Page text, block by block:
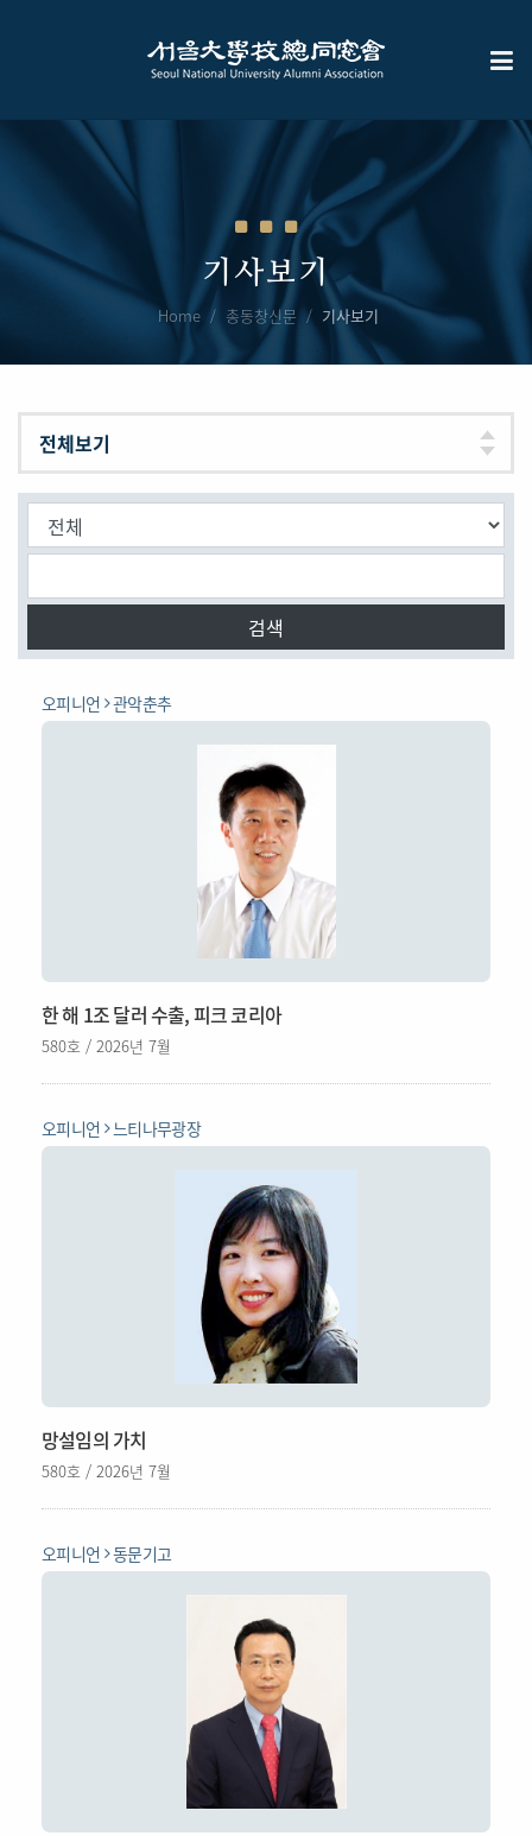
기사보기
Home 총동창신문 기사보기
검색
오피니언 관악춘추
한 해 1조 달러 수출, 피크 코리아
580호 / 2026년 7월
오피니언 느티나무광장
망설임의 가치
580호 / 2026년 7월
오피니언 동문기고